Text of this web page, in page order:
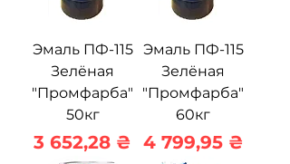
Эмаль ПФ-115
Зелёная
"Промфарба"
50кг
Цена
3 652,28 ₴
Эмаль ПФ-115
Зелёная
"Промфарба"
60кг
Цена
4 799,95 ₴